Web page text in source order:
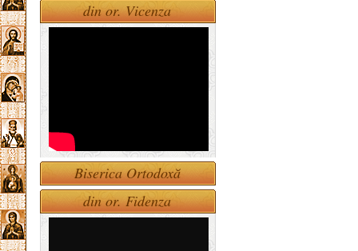
din or. Vicenza
Biserica Ortodoxă
din or. Fidenza